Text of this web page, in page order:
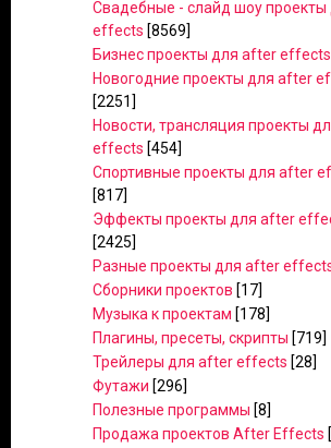
Свадебные - слайд шоу
effects [8569]
Бизнес проекты для after effects
Новогодние проекты для after
[2251]
Новости, трансляция проекты
effects [454]
Спортивные проекты для after
[817]
Эффекты проекты для after
[2425]
Разные проекты для after
Сборники проектов [17]
Музыка к проектам [178]
Плагины, пресеты, скрипты [719]
Трейлеры для after effects [28]
Футажи [296]
Полезные программы [8]
Продажа проектов After Effects